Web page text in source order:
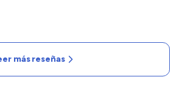
más reseñas